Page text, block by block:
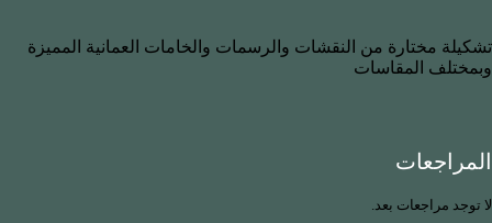
تشكيلة مختارة من النقشات والرسمات والخامات العمانية المميزة
وبمختلف المقاسات
المراجعات
لا توجد مراجعات بعد.